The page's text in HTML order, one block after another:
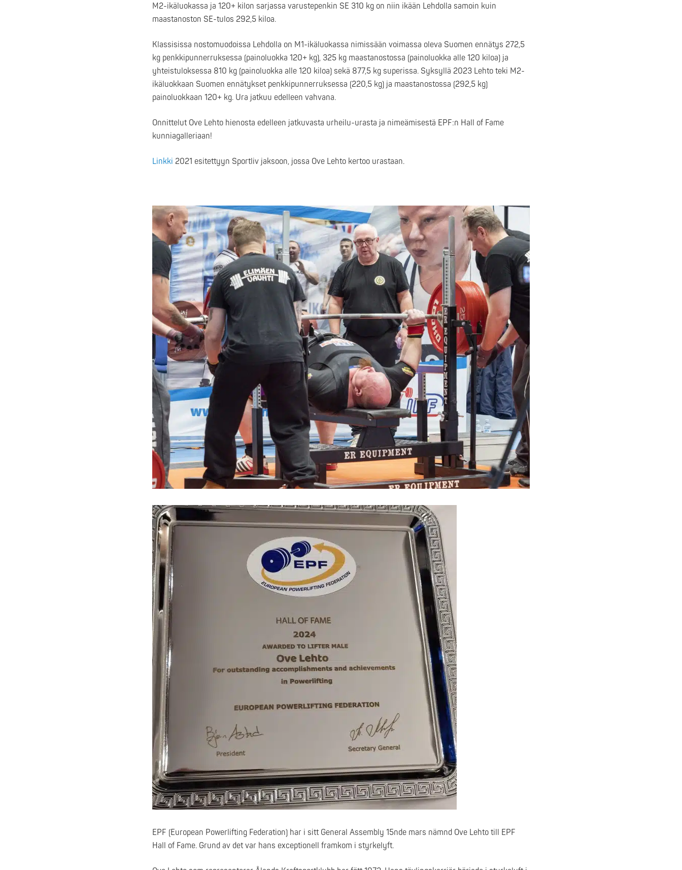
M2-ikäluokassa ja 120+ kilon sarjassa varustepenkin SE 310 kg on niin ikään Lehdolla samoin kuin
maastanoston SE-tulos 292,5 kiloa.
Klassisissa nostomuodoissa Lehdolla on M1-ikäluokassa nimissään voimassa oleva Suomen ennätys 272,5
kg penkkipunnerruksessa (painoluokka 120+ kg), 325 kg maastanostossa (painoluokka alle 120 kiloa) ja
yhteistuloksessa 810 kg (painoluokka alle 120 kiloa) sekä 877,5 kg superissa. Syksyllä 2023 Lehto teki M2-
ikäluokkaan Suomen ennätykset penkkipunnerruksessa (220,5 kg) ja maastanostossa (292,5 kg)
painoluokkaan 120+ kg. Ura jatkuu edelleen vahvana.
Onnittelut Ove Lehto hienosta edelleen jatkuvasta urheilu-urasta ja nimeämisestä EPF:n Hall of Fame
kunniagalleriaan!
Linkki 2021 esitettyyn Sportliv jaksoon, jossa Ove Lehto kertoo urastaan.
EPF (European Powerlifting Federation) har i sitt General Assembly 15nde mars nämnd Ove Lehto till EPF
Hall of Fame. Grund av det var hans exceptionell framkom i styrkelyft.